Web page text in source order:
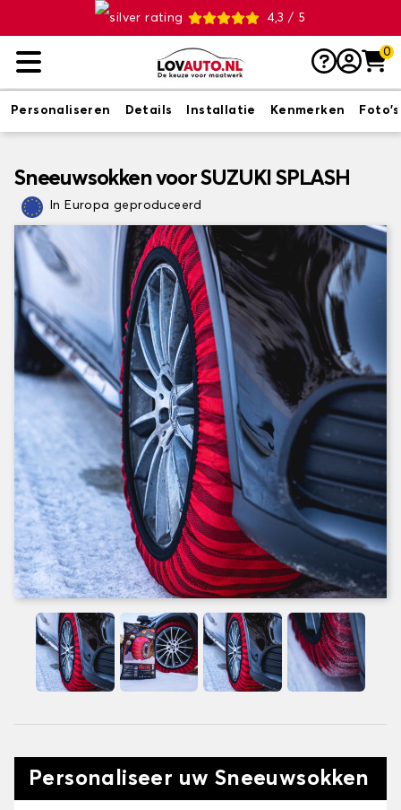
4,3 / 5
0
Personaliseren Details Installatie Kenmerken Foto's
Sneeuwsokken voor SUZUKI SPLASH
In Europa geproduceerd
Personaliseer uw Sneeuwsokken